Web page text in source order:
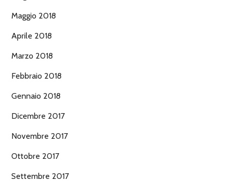
Maggio 2018
Aprile 2018
Marzo 2018
Febbraio 2018
Gennaio 2018
Dicembre 2017
Novembre 2017
Ottobre 2017
Settembre 2017